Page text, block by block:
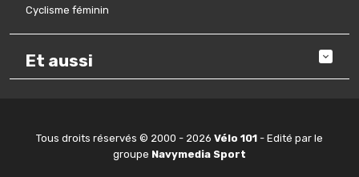
Cyclisme féminin
Et aussi
Tous droits réservés © 2000 - 2026 Vélo 101 - Edité par le
groupe Navymedia Sport